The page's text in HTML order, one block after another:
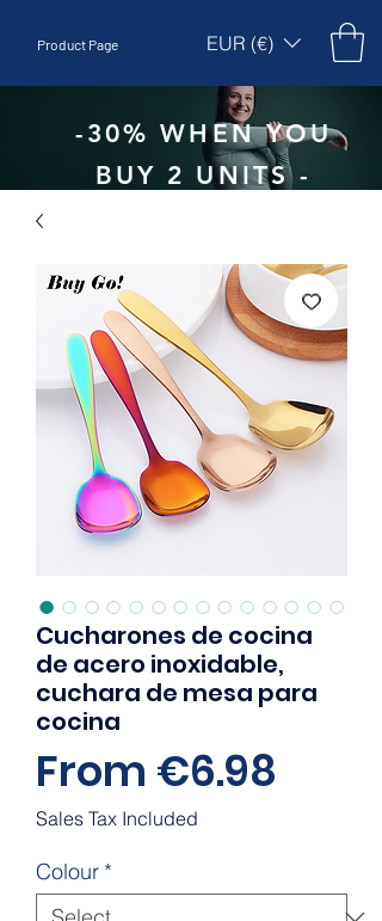
Product Page EUR (€)
-30% WHEN YOU
BUY 2 UNITS -
Cucharones de cocina
de acero inoxidable,
cuchara de mesa para
cocina
From €6.98
Sales Tax Included
Colour *